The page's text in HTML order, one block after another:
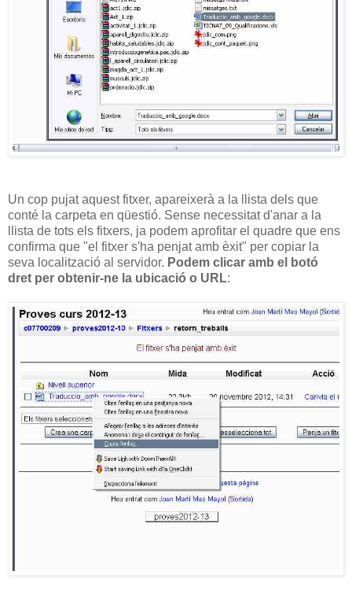
Un cop pujat aquest fitxer, apareixerà a la llista dels que
conté la carpeta en qüestió. Sense necessitat d'anar a la
llista de tots els fitxers, ja podem aprofitar el quadre que ens
confirma que "el fitxer s'ha penjat amb èxit" per copiar la
seva localització al servidor. Podem clicar amb el botó
dret per obtenir-ne la ubicació o URL: